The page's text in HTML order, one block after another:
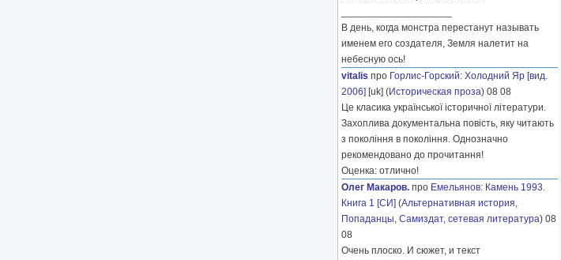
В день, когда монстра перестанут называть
именем его создателя, Земля налетит на
небесную ось!
vitalis про Горлис-Горский: Холодний Яр [вид.
2006] [uk] (Историческая проза) 08 08
Це класика української історичної літератури.
Захоплива документальна повість, яку читають
з покоління в покоління. Однозначно
рекомендовано до прочитання!
Оценка: отлично!
Олег Макаров. про Емельянов: Камень 1993.
Книга 1 [СИ] (Альтернативная история,
Попаданцы, Самиздат, сетевая литература) 08
08
Очень плоско. И сюжет, и текст